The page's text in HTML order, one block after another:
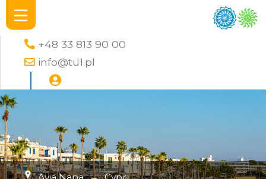
+48 33 813 90 00
info@tu1.pl